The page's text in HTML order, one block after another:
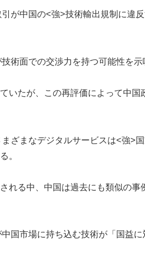
が中国の<強>技術輸出規制 に違
術面での交渉力を持つ可能性を示
いたが、この再評価によって中
ざまなデジタルサービスは<強>
。
れる中、中国は過去にも類似の
国市場に持ち込む技術が「国益